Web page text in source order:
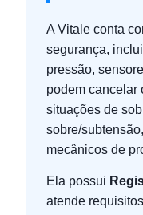
A Vitale conta
segurança,
pressão,
podem cancelar
situações de
sobre/
mecânicos de
Ela possui
atende